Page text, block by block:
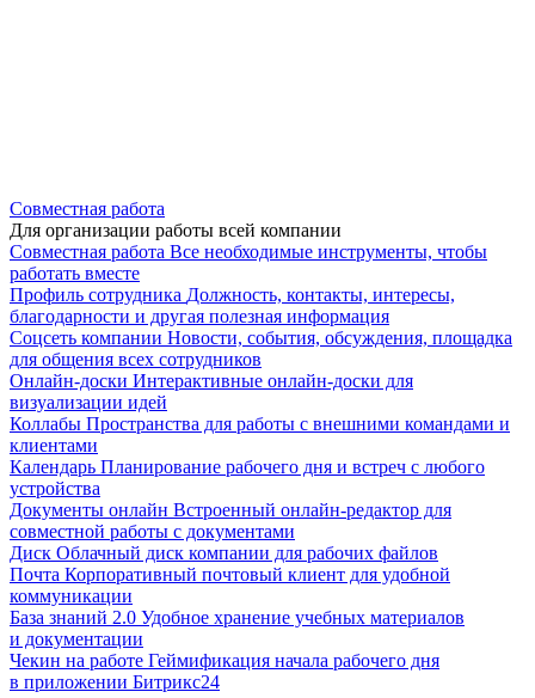
Совместная работа
Для организации работы всей компании
Совместная работа Все необходимые инструменты, чтобы
работать вместе
Профиль сотрудника Должность, контакты, интересы,
благодарности и другая полезная информация
Соцсеть компании Новости, события, обсуждения, площадка
для общения всех сотрудников
Онлайн-доски Интерактивные онлайн-доски для
визуализации идей
Коллабы Пространства для работы с внешними командами и
клиентами
Календарь Планирование рабочего дня и встреч с любого
устройства
Документы онлайн Встроенный онлайн-редактор для
совместной работы с документами
Диск Облачный диск компании для рабочих файлов
Почта Корпоративный почтовый клиент для удобной
коммуникации
База знаний 2.0 Удобное хранение учебных материалов
и документации
Чекин на работе Геймификация начала рабочего дня
в приложении Битрикс24